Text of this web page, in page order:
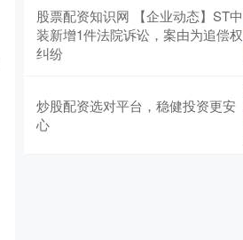
股票配资知识网 【企业动态】ST中
装新增1件法院诉讼，案由为追偿权
纠纷
炒股配资选对平台，稳健投资更安
心